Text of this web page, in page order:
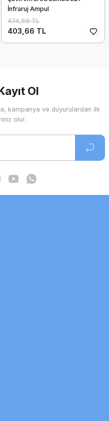
İnfraruj Ampul
474,89 TL
403,66 TL
Ol
kampanya ve duyurulardan ilk
olur.